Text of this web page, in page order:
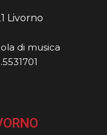
Livorno
di musica